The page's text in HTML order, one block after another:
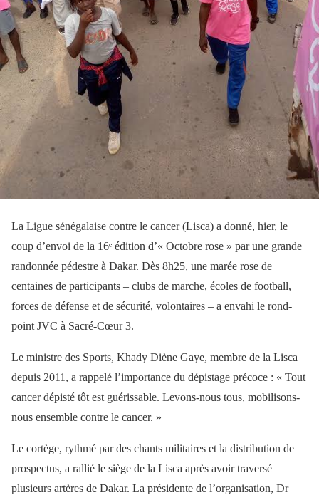
La Ligue sénégalaise contre le cancer (Lisca) a donné, hier, le
coup d’envoi de la 16ᵉ édition d’« Octobre rose » par une grande
randonnée pédestre à Dakar. Dès 8h25, une marée rose de
centaines de participants – clubs de marche, écoles de football,
forces de défense et de sécurité, volontaires – a envahi le rond-
point JVC à Sacré-Cœur 3.
Le ministre des Sports, Khady Diène Gaye, membre de la Lisca
depuis 2011, a rappelé l’importance du dépistage précoce : « Tout
cancer dépisté tôt est guérissable. Levons-nous tous, mobilisons-
nous ensemble contre le cancer. »
Le cortège, rythmé par des chants militaires et la distribution de
prospectus, a rallié le siège de la Lisca après avoir traversé
plusieurs artères de Dakar. La présidente de l’organisation, Dr